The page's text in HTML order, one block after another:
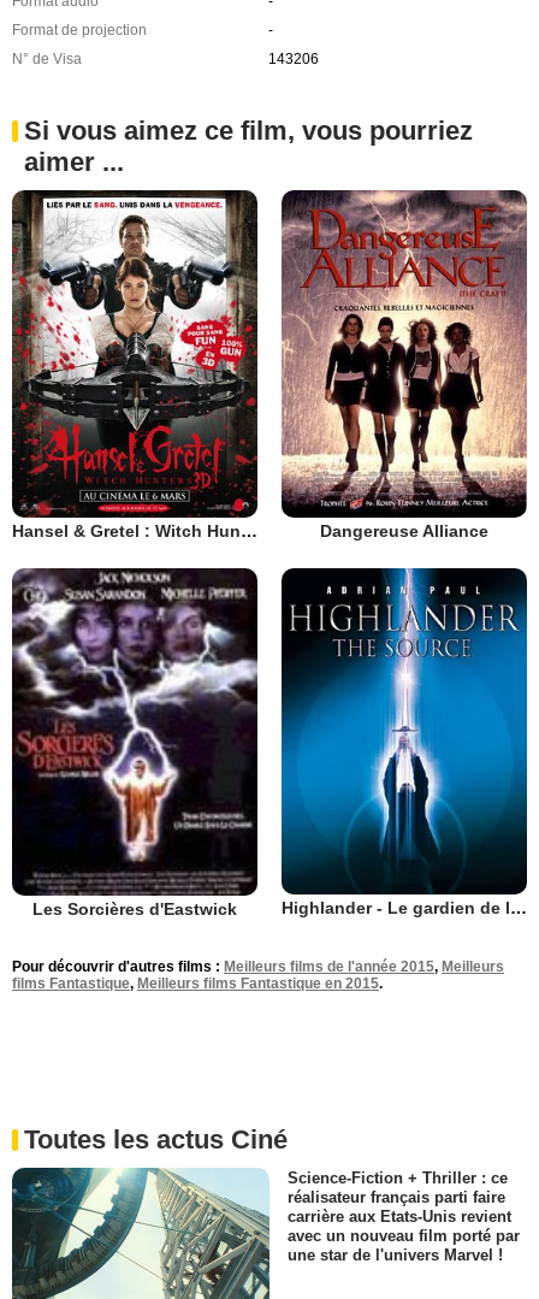
Format de projection
-
N° de Visa
143206
Si vous aimez ce film, vous pourriez
aimer ...
Hansel & Gretel : Witch Hunters Dangereuse Alliance
Les Sorcières d'Eastwick Highlander - Le gardien de l'immortalité
Pour découvrir d'autres films : Meilleurs films de l'année 2015, Meilleurs
films Fantastique, Meilleurs films Fantastique en 2015.
Toutes les actus Ciné
Science-Fiction + Thriller : ce
réalisateur français parti faire
carrière aux Etats-Unis revient
avec un nouveau film porté par
une star de l'univers Marvel !